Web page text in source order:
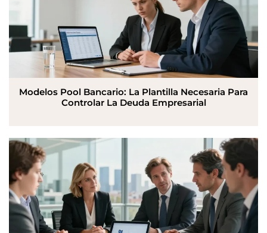
Modelos Pool Bancario: La Plantilla Necesaria Para
Controlar La Deuda Empresarial